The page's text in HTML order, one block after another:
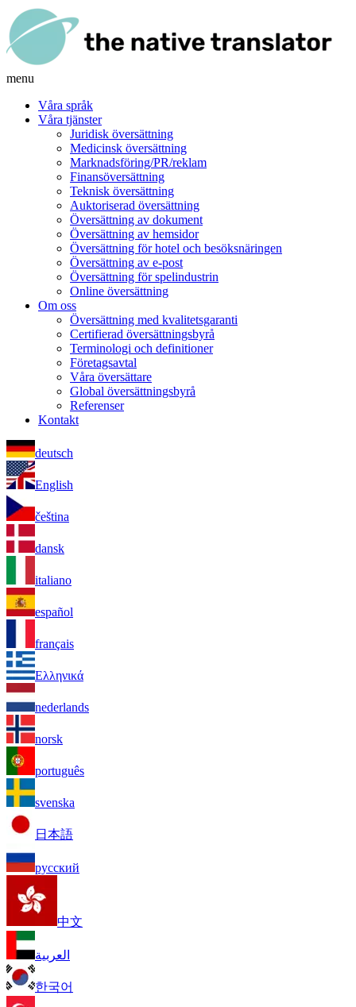
menu
Våra språk
Våra tjänster
Juridisk översättning
Medicinsk översättning
Marknadsföring/PR/reklam
Finansöversättning
Teknisk översättning
Auktoriserad översättning
Översättning av dokument
Översättning av hemsidor
Översättning för hotel och besöksnäringen
Översättning av e-post
Översättning för spelindustrin
Online översättning
Om oss
Översättning med kvalitetsgaranti
Certifierad översättningsbyrå
Terminologi och definitioner
Företagsavtal
Våra översättare
Global översättningsbyrå
Referenser
Kontakt
deutsch
English
čeština
dansk
italiano
español
français
Ελληνικά
nederlands
norsk
português
svenska
日本語
русский
中文
العربية
한국어